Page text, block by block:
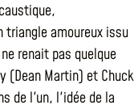
triangle amoureux issu
renait pas quelque
(Dean Martin) et Chuck
de l'un, l'idée de la